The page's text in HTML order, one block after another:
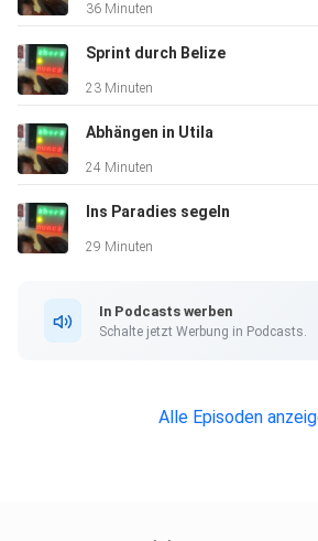
36 Minuten
Sprint durch Belize
23 Minuten
Abhängen in Utila
24 Minuten
Ins Paradies segeln
29 Minuten
In Podcasts werben
Schalte jetzt Werbung in Podcasts.
Alle Episoden